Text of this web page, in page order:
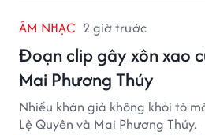
ÂM NHẠC 2 giờ trước
Đoạn clip gây xôn xao
Mai Phương Thúy
Nhiều khán giả không khỏi tò
Lệ Quyên và Mai Phương Thúy.